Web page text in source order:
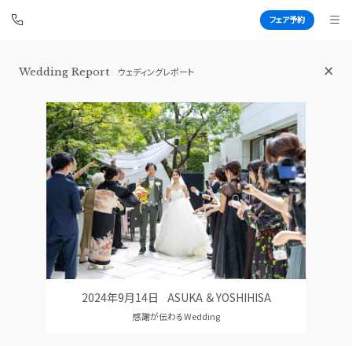
フェア予約
白金迎賓館 アートグレイスクラブ
TOP BRIDAL FAIR
ブライダルフェア
WEDDING REPORT
体験者レポート
PHOTO GALLERY
フォトギャラリー
PLAN
プラン
CEREMONY
挙式
PARTY CUISINE
料理
Wedding Report ウェディングレポート
2024年9月14日 ASUKA ＆ YOSHIHISA
感謝が伝わるWedding